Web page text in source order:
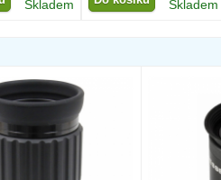
Skladem Skladem